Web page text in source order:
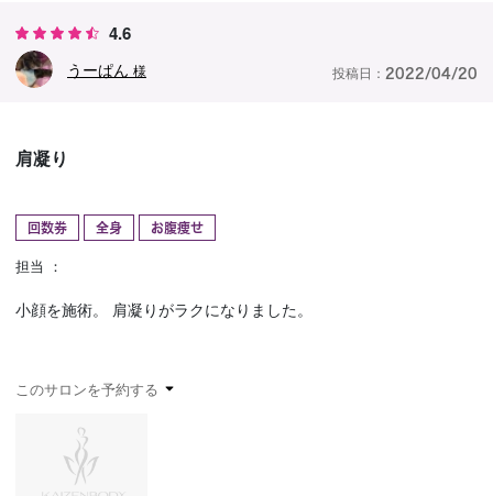
お問い合わせ
4.6
うーぱん 様 投稿日： 2022/04/20
肩凝り
回数券 全身 お腹痩せ
担当 ：
小顔を施術。 肩凝りがラクになりました。
このサロンを予約する